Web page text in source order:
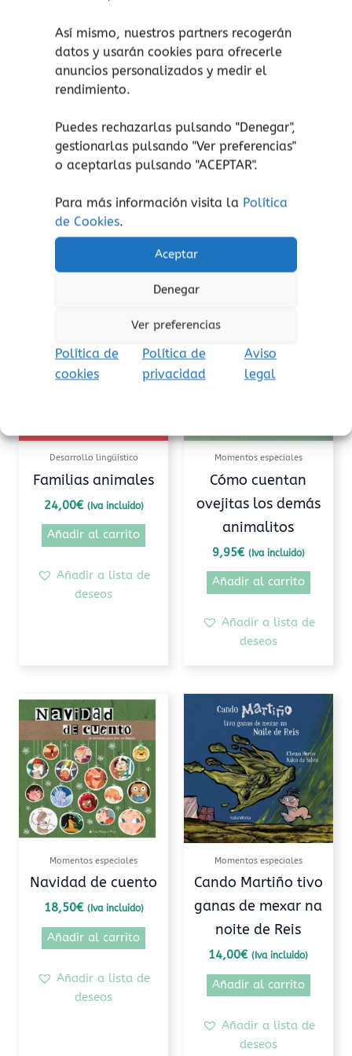
Así mismo, nuestros partners recogerán
datos y usarán cookies para ofrecerle
anuncios personalizados y medir el
rendimiento.
Puedes rechazarlas pulsando "Denegar",
gestionarlas pulsando "Ver preferencias"
o aceptarlas pulsando "ACEPTAR".
Para más información visita la Política
de Cookies.
Aceptar
Denegar
Ver preferencias
Política de
cookies
Política de
privacidad
Aviso
legal
consejos y dinámicas gratuitaspara
acompañar la hora de acostarse.
Ilustracionestiernas y entrañables
La herramienta perfecta para crear
los peques.
Impreso enpapel grueso, lo que
facilitará que niñas y niños puedan
Productos relacionados
Desarrollo lingüístico
Familias animales
24,00€ (Iva incluido)
Añadir al carrito
Añadir a lista de
deseos
Momentos especiales
Cómo cuentan
ovejitas los demás
animalitos
9,95€ (Iva incluido)
Añadir al carrito
Añadir a lista de
deseos
Momentos especiales
Navidad de cuento
18,50€ (Iva incluido)
Añadir al carrito
Añadir a lista de
deseos
Momentos especiales
Cando Martiño tivo
ganas de mexar na
noite de Reis
14,00€ (Iva incluido)
Añadir al carrito
Añadir a lista de
deseos